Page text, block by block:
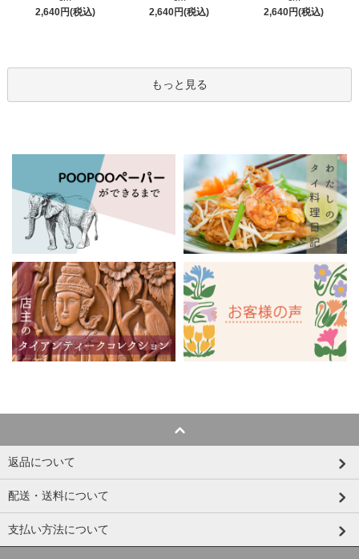
2,640円(税込)
2,640円(税込)
2,640円(税込)
もっと見る
返品について
配送・送料について
支払い方法について